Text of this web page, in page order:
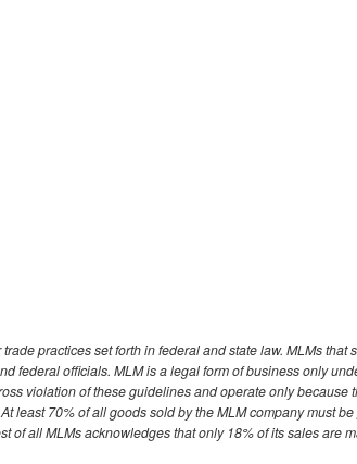
practices set forth in federal and state law. MLMs that
federal officials. MLM is a legal form of business only
violation of these guidelines and operate only because
least 70% of all goods sold by the MLM company must
of all MLMs acknowledges that only 18% of its sales are